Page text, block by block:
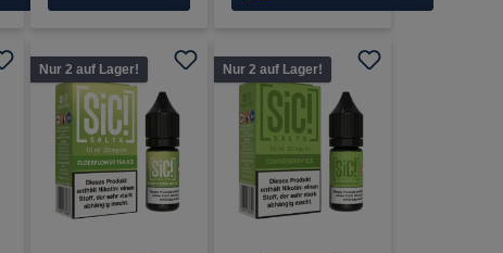
Nur 2 auf Lager! Nur 2 auf Lager!